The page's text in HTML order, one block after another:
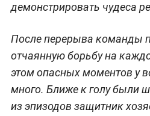
демонстрировать чудеса
После перерыва команды
отчаянную борьбу на
этом опасных моментов у
много. Ближе к голу были
из эпизодов защитник